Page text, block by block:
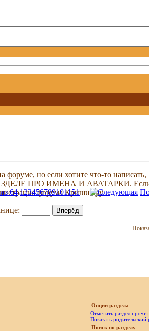
но если хотите что-то
РАЗДЕЛЕ ПРО ИМЕНА И АВАТАРКИ. Если
форума Кришна.ру
64 123456789101151 ...
Опции раздела
Отметить раздел
Показать родительский
Поиск по разделу